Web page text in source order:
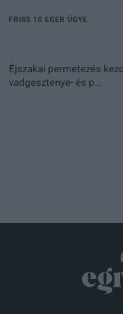
FRISS 10 EGER ÜGYE
Éjszakai permetezés
vadgesztenye- és p...